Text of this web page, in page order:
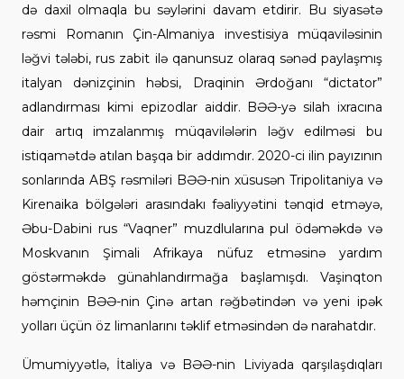
də daxil olmaqla bu səylərini davam etdirir. Bu siyasətə
rəsmi Romanın Çin-Almaniya investisiya müqaviləsinin
ləğvi tələbi, rus zabit ilə qanunsuz olaraq sənəd paylaşmış
italyan dənizçinin həbsi, Draqinin Ərdoğanı “dictator”
adlandırması kimi epizodlar aiddir. BƏƏ-yə silah ixracına
dair artıq imzalanmış müqavilələrin ləğv edilməsi bu
istiqamətdə atılan başqa bir addımdır. 2020-ci ilin payızının
sonlarında ABŞ rəsmiləri BƏƏ-nin xüsusən Tripolitaniya və
Kirenaika bölgələri arasındakı fəaliyyətini tənqid etməyə,
Əbu-Dabini rus “Vaqner” muzdlularına pul ödəməkdə və
Moskvanın Şimali Afrikaya nüfuz etməsinə yardım
göstərməkdə günahlandırmağa başlamışdı. Vaşinqton
həmçinin BƏƏ-nin Çinə artan rəğbətindən və yeni ipək
yolları üçün öz limanlarını təklif etməsindən də narahatdır.
Ümumiyyətlə, İtaliya və BƏƏ-nin Liviyada qarşılaşdıqları